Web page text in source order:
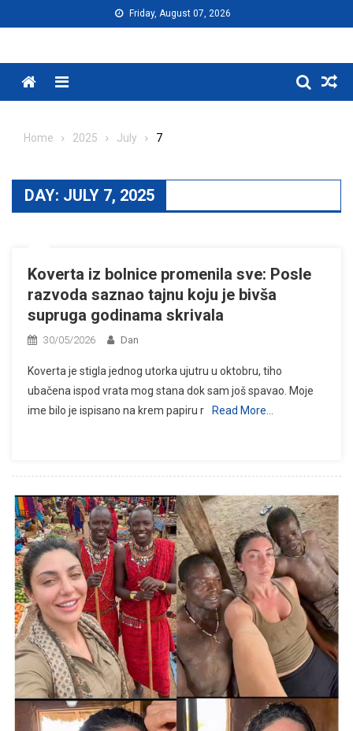
to
Friday, August 07, 2026
Menu
Home 2025 July 7
DAY: JULY 7, 2025
Koverta iz bolnice promenila sve: Posle
razvoda saznao tajnu koju je bivša
supruga godinama skrivala
30/05/2026 Dan
Koverta je stigla jednog utorka ujutru u oktobru, tiho
ubačena ispod vrata mog stana dok sam još spavao. Moje
ime bilo je ispisano na krem papiru r
Read More…